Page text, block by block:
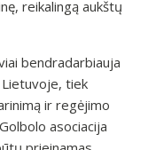
reikalingą aukštų
bendradarbiauja
tiek
ir regėjimo
asociacija